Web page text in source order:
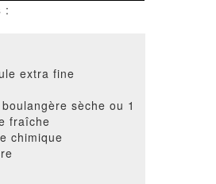
:
extra fine
sèche ou 1
fraîche
chimique